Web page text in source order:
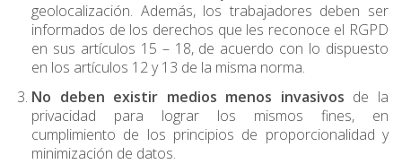
geolocalización. Además, los trabajadores deben ser
informados de los derechos que les reconoce el RGPD
en sus artículos 15 – 18, de acuerdo con lo dispuesto
en los artículos 12 y 13 de la misma norma.
No deben existir medios menos invasivos de la
privacidad para lograr los mismos fines, en
cumplimiento de los principios de proporcionalidad y
minimización de datos.